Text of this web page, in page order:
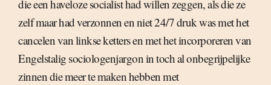
die een haveloze socialist had willen zeggen, als die ze
zelf maar had verzonnen en niet 24/7 druk was met het
cancelen van linkse ketters en met het incorporeren van
Engelstalig sociologenjargon in toch al onbegrijpelijke
zinnen die meer te maken hebben met